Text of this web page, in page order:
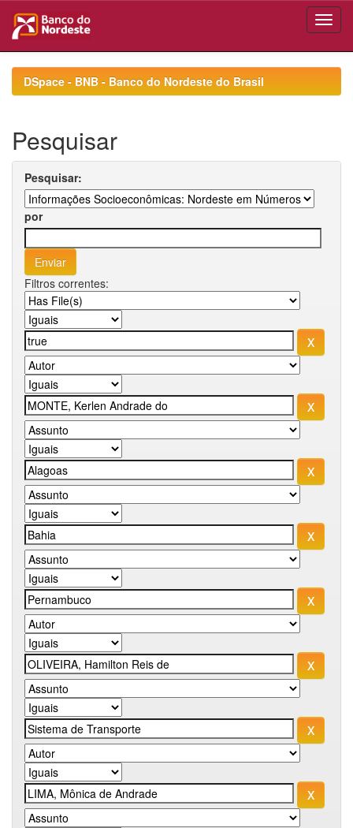
navigationDSpace - BNB - Banco do Nordeste do Brasil
Pesquisar
Pesquisar:
por
Filtros correntes: